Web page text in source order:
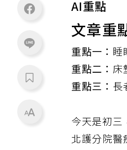
AI重點
文章重
重點一： 睡
重點二： 床
重點三： 長
今天是初
北護分院醫